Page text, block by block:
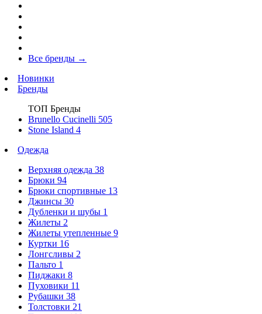
Все бренды →
Новинки
Бренды
ТОП Бренды
Brunello Cucinelli 505
Stone Island 4
Одежда
Верхняя одежда 38
Брюки 94
Брюки спортивные 13
Джинсы 30
Дубленки и шубы 1
Жилеты 2
Жилеты утепленные 9
Куртки 16
Лонгсливы 2
Пальто 1
Пиджаки 8
Пуховики 11
Рубашки 38
Толстовки 21